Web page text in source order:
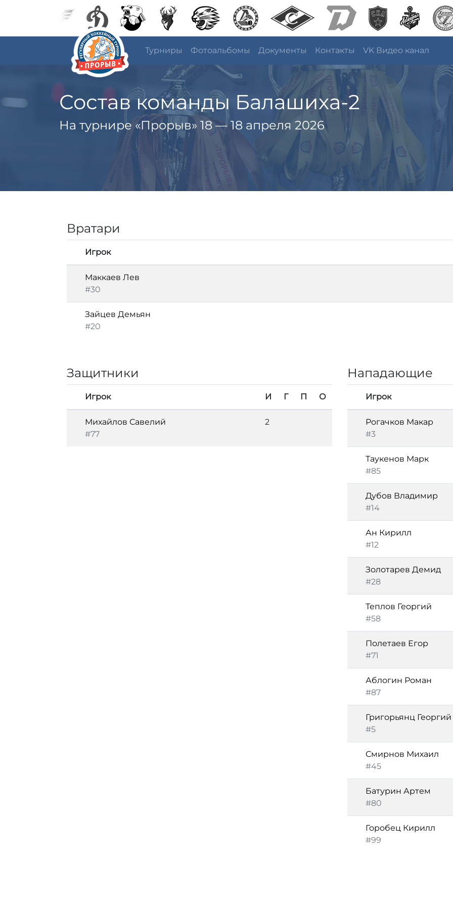
Турниры Фотоальбомы Документы Контакты VK Видео канал
Состав команды Балашиха-2
На турнире «Прорыв» 18 — 18 апреля 2026
Вратари
Игрок
Маккаев Лев
#30
Зайцев Демьян
#20
Защитники
Игрок И Г П О
Михайлов Савелий
#77
2
Нападающие
Игрок
Рогачков Макар
#3
Таукенов Марк
#85
Дубов Владимир
#14
Ан Кирилл
#12
Золотарев Демид
#28
Теплов Георгий
#58
Полетаев Егор
#71
Аблогин Роман
#87
Григорьянц Георгий
#5
Смирнов Михаил
#45
Батурин Артем
#80
Горобец Кирилл
#99